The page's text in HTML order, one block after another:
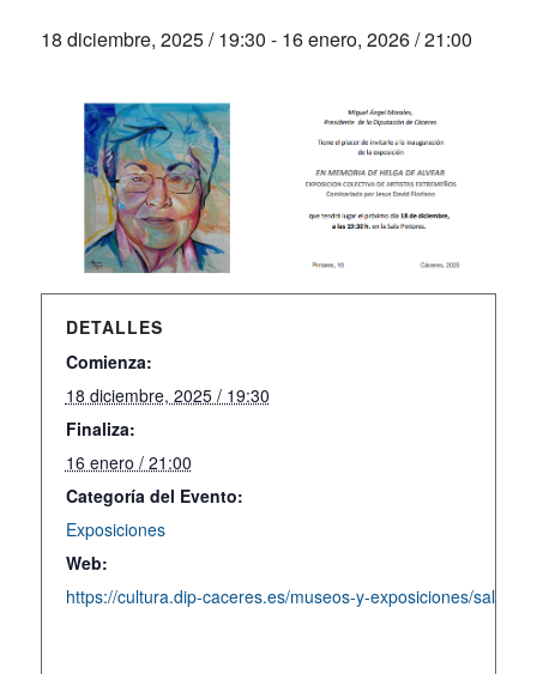
18 diciembre, 2025 / 19:30 - 16 enero, 2026 / 21:00
DETALLES
Comienza:
18 diciembre, 2025 / 19:30
Finaliza:
16 enero / 21:00
Categoría del Evento:
Exposiciones
Web:
https://cultura.dip-caceres.es/museos-y-exposiciones/sala-